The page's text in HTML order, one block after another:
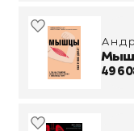
49